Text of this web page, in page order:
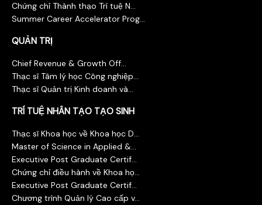
Chứng chỉ Thành thạo Trí tuệ N...
Summer Career Accelerator Prog...
QUẢN TRỊ
Chief Revenue & Growth Off...
Thạc sĩ Tâm lý học Công nghiệp...
Thạc sĩ Quản trị Kinh doanh và...
TRÍ TUỆ NHÂN TẠO TẠO SINH
Thạc sĩ Khoa học về Khoa học D...
Master of Science in Applied &...
Executive Post Graduate Certif...
Chứng chỉ điều hành về Khoa họ...
Executive Post Graduate Certif...
Chương trình Quản lý Cao cấp v...